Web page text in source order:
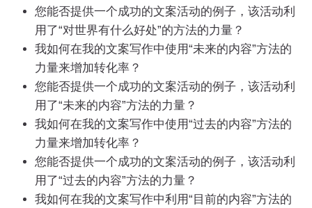
您能否提供一个成功的文案活动的例子，该活动利
用了“对世界有什么好处”的方法的力量？
我如何在我的文案写作中使用“未来的内容”方法的
力量来增加转化率？
您能否提供一个成功的文案活动的例子，该活动利
用了“未来的内容”方法的力量？
我如何在我的文案写作中使用“过去的内容”方法的
力量来增加转化率？
您能否提供一个成功的文案活动的例子，该活动利
用了“过去的内容”方法的力量？
我如何在我的文案写作中利用“目前的内容”方法的